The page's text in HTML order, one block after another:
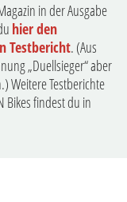
in der Ausgabe
hier den
Testbericht. (Aus
„Duellsieger“ aber
Weitere Testberichte
Bikes findest du in